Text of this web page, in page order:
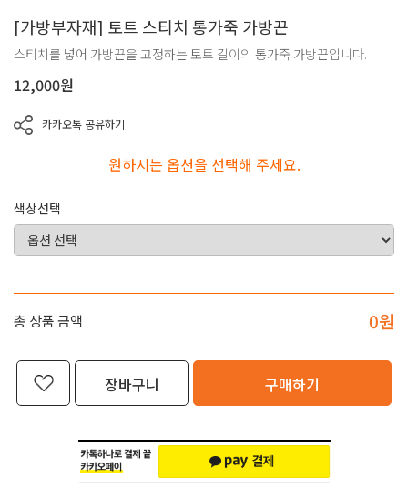
[가방부자재] 토트 스티치 통가죽 가방끈
스티치를 넣어 가방끈을 고정하는 토트 길이의 통가죽 가방끈입니다.
12,000원
카카오톡 공유하기
원하시는 옵션을 선택해 주세요.
색상선택
총 상품 금액 0원
장바구니 구매하기